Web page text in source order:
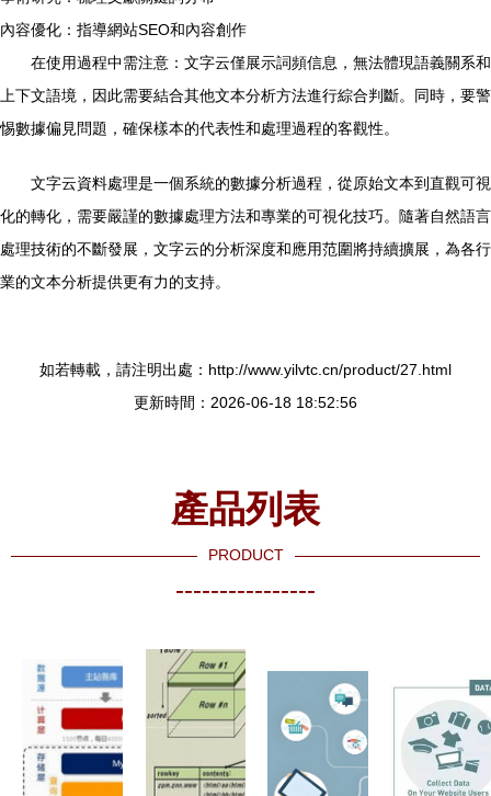
內容優化：指導網站SEO和內容創作
在使用過程中需注意：文字云僅展示詞頻信息，無法體現語義關系和
上下文語境，因此需要結合其他文本分析方法進行綜合判斷。同時，要警
惕數據偏見問題，確保樣本的代表性和處理過程的客觀性。
文字云資料處理是一個系統的數據分析過程，從原始文本到直觀可視
化的轉化，需要嚴謹的數據處理方法和專業的可視化技巧。隨著自然語言
處理技術的不斷發展，文字云的分析深度和應用范圍將持續擴展，為各行
業的文本分析提供更有力的支持。
如若轉載，請注明出處：http://www.yilvtc.cn/product/27.html
更新時間：2026-06-18 18:52:56
產品列表
PRODUCT
----------------